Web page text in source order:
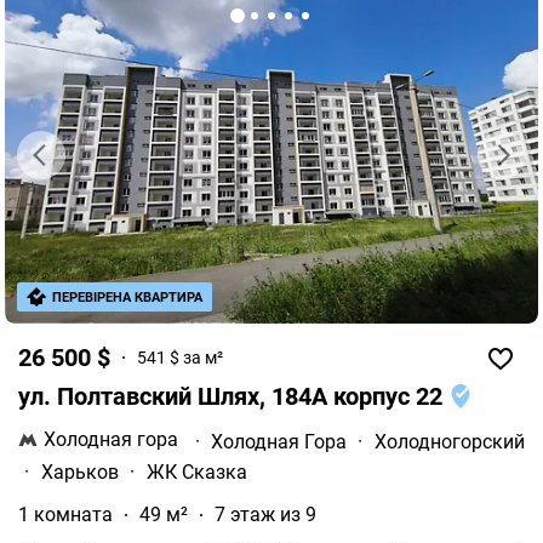
26 500 $ 541 $ за м²
ул. Полтавский Шлях, 184А корпус 22
Холодная гора · Холодная Гора · Холодногорский
· Харьков · ЖК Сказка
1 комната
49 м²
7 этаж из 9
ПЕРЕВІРЕНА КВАРТИРА